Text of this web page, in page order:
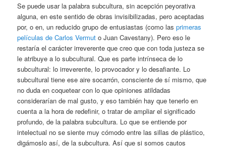
Se puede usar la palabra subcultura, sin acepción peyorativa
alguna, en este sentido de obras invisibilizadas, pero aceptadas
por, o en, un reducido grupo de entusiastas (como lasprimeras
películas de Carlos Vermut o Juan Cavestany). Pero eso le
restaría el carácter irreverente que creo que con toda justeza se
le atribuye a lo subcultural. Que es parte intrínseca de lo
subcultural: lo irreverente, lo provocador y lo desafiante. Lo
subcultural tiene ese aire socarrón, consciente de sí mismo, que
no duda en coquetear con lo que opiniones atildadas
considerarían de mal gusto, y eso también hay que tenerlo en
cuenta a la hora de redefinir, o tratar de ampliar el significado
profundo, de la palabra subcultura. Lo que se entiende por
intelectual no se siente muy cómodo entre las sillas de plástico,
digámoslo así, de la subcultura. Así que si somos cautos